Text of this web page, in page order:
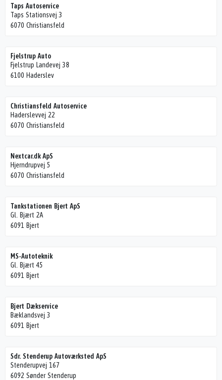
Taps Autoservice
Taps Stationsvej 3
6070 Christiansfeld
Fjelstrup Auto
Fjelstrup Landevej 38
6100 Haderslev
Christiansfeld Autoservice
Haderslevvej 22
6070 Christiansfeld
Nextcar.dk ApS
Hjerndrupvej 5
6070 Christiansfeld
Tankstationen Bjert ApS
Gl. Bjært 2A
6091 Bjert
MS-Autoteknik
Gl. Bjært 45
6091 Bjert
Bjert Dækservice
Bæklandsvej 3
6091 Bjert
Sdr. Stenderup Autoværksted ApS
Stenderupvej 167
6092 Sønder Stenderup